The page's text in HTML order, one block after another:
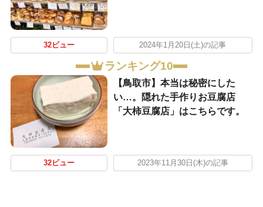
32ビュー 2024年1月20日(土)の記事
ランキング10
【鳥取市】本当は秘密にした
い…。隠れた手作りお豆腐店
「大柿豆腐店」はこちらです。
32ビュー 2023年11月30日(木)の記事